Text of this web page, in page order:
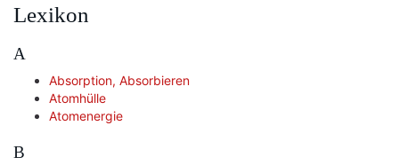
Lexikon
A
Absorption, Absorbieren
Atomhülle
Atomenergie
B